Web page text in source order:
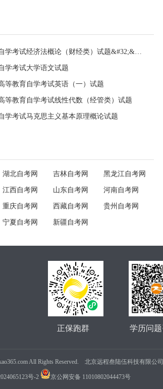
全国2024年4月自学考试经济法概论（财经类）试题&#32;&#32;
学考试大学语文试题
等教育自学考试英语（一）试题
等教育自学考试线性代数（经管类）试题
学考试马克思主义基本原理概论试题
湖北自考网 吉林自考网 黑龙江自考网
江西自考网 山东自考网 河南自考网
重庆自考网 西藏自考网 贵州自考网
宁夏自考网 新疆自考网
学历问
正保跑群
All Rights Reserved. 北京远程叁陆伍科技有限公
号-2 京公网安备 11010802044473号